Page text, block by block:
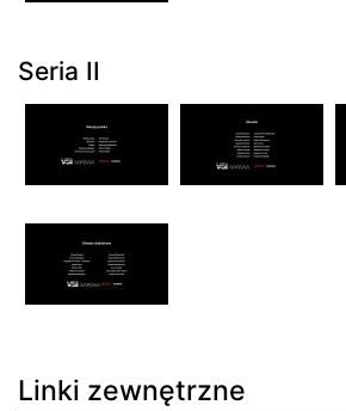
Seria II
Linki zewnętrzne